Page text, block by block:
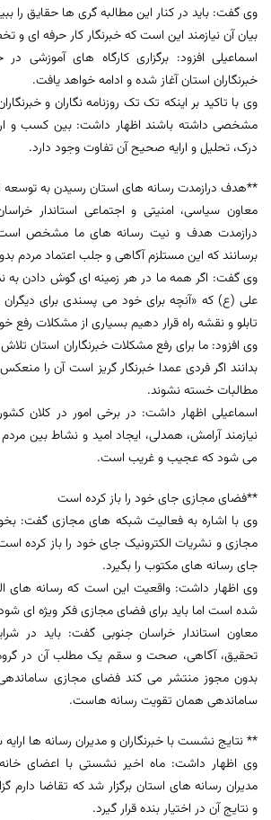
وی گفت: باید در کنار این مطالبه گری ها حقایق را
بیان آن نیازمند این است که خبرنگار کار حرفه ای
اسماعیلی افزود: برگزاری کارگاه های آموزشی
خبرنگاران استان آغاز شده و ادامه خواهد یافت.
وی با تاکید بر اینکه تک تک روزنامه نگاران و
مشخصی داشته باشند اظهار داشت: بین کسب و
درک، تحلیل و ارایه صحیح آن تفاوت وجود دارد.
**هدف درازمدت رسانه های استان رسیدن به
معاون سیاسی، امنیتی و اجتماعی استاندار
درازمدت هدف و نیت رسانه های ما مشخص است
برسانند که این مستلزم آگاهی و جلب اعتماد
وی گفت: اگر همه ما در هر زمینه ای گوش دادن به
علی (ع) که «آنچه برای خود می پسندی برای
تابلو و نقشه راه قرار دهیم بسیاری از مشکلات رفع
وی افزود: ما برای رفع مشکلات خبرنگاران استان
بدانند اگر فردی عمدا خبرنگار گریز است آن را
مطالبات خسته نشوند.
اسماعیلی اظهار داشت: در برخی امور در کلان
نیازمند آرامش، همدلی، ایجاد امید و نشاط بین
می شود که عجیب و غریب است.
**فضای مجازی جای خود را باز کرده است
وی با اشاره به فعالیت شبکه های مجازی گفت:
مجازی و نشریات الکترونیک جای خود را باز کرده
جای رسانه های مکتوب را بگیرد.
وی اظهار داشت: واقعیت این است که رسانه های
شده است اما باید برای فضای مجازی فکر ویژه ای
معاون استاندار خراسان جنوبی گفت: باید در
تحقیق، آگاهی، صحت و سقم یک مطلب آن در
بدون مجوز منتشر می کند فضای مجازی
ساماندهی همان تقویت رسانه هاست.
** نتایج نشست با خبرنگاران و مدیران رسانه ها
وی اظهار داشت: ماه اخیر نشستی با اعضای خانه
مدیران رسانه های استان برگزار شد که تقاضا
و نتایج آن در اختیار بنده قرار گیرد.